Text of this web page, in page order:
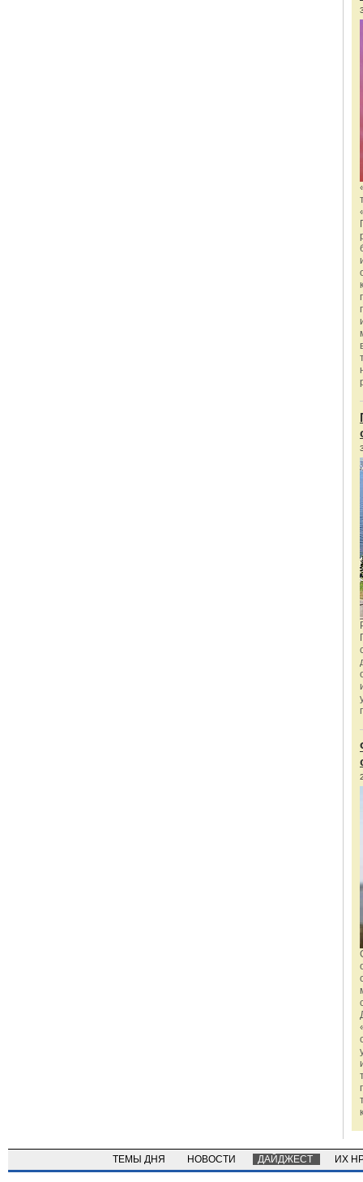
ТЕМЫ ДНЯ НОВОСТИ ДАЙДЖЕСТ ИХ